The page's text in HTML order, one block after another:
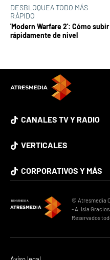
DESBLOQUEA TODO MÁS
RÁPIDO
'Modern Warfare 2': Cómo subir
rápidamente de nivel
CANALES TV Y RADIO
VERTICALES
CORPORATIVOS Y MÁS
© Atresmedia
- A. Isla
Reservados